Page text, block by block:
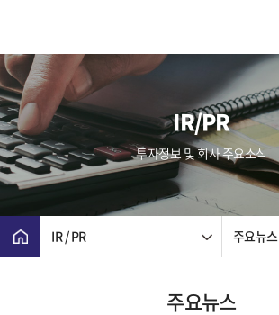
IR/PR
투자정보 및 회사 주요소식
IR / PR 주요뉴스
주요뉴스